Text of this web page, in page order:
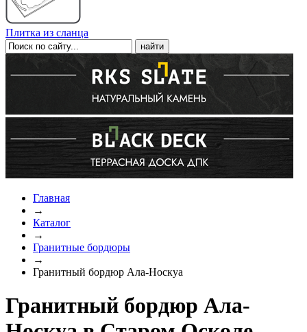
Плитка из сланца
Главная
→
Каталог
→
Гранитные бордюры
→
Гранитный бордюр Ала-Носкуа
Гранитный бордюр Ала-